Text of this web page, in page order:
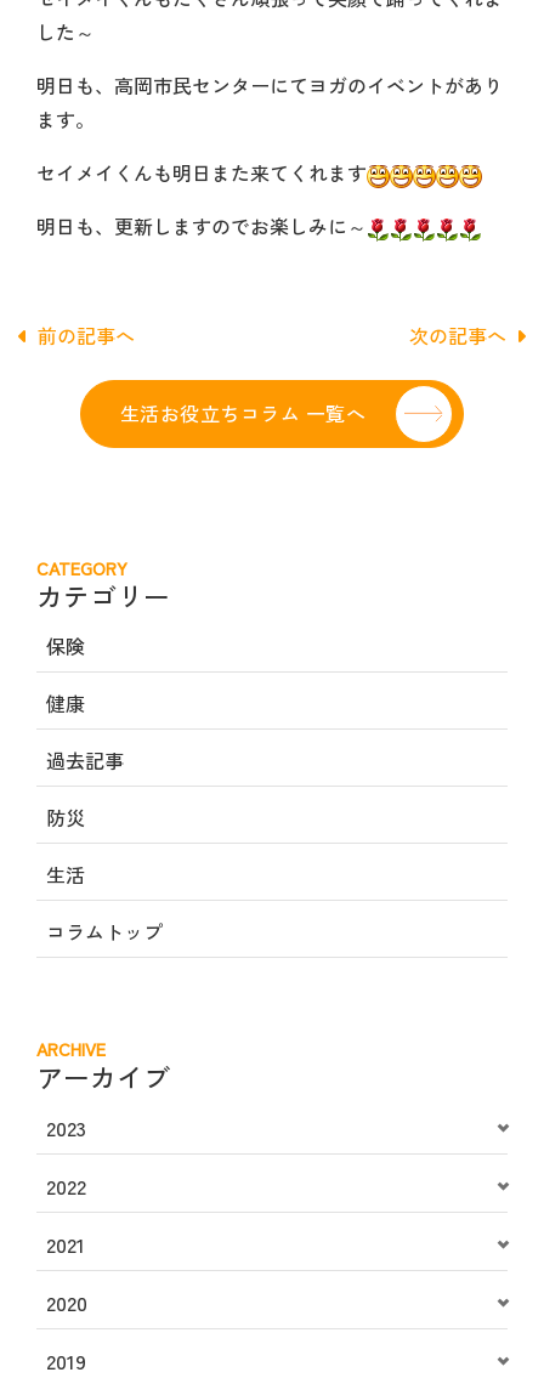
した～
明日も、高岡市民センターにてヨガのイベントがあり
ます。
セイメイくんも明日また来てくれます
明日も、更新しますのでお楽しみに～
前の記事へ 次の記事へ
生活お役立ちコラム 一覧へ
CATEGORY
カテゴリー
保険
健康
過去記事
防災
生活
コラムトップ
ARCHIVE
アーカイブ
2023
2022
2021
2020
2019